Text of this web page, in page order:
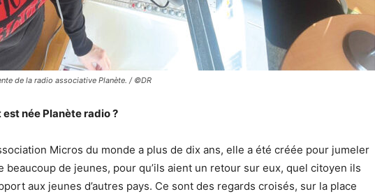
de la radio associative Planète. / ©DR
née Planète radio ?
Micros du monde a plus de dix ans, elle a été créée pour jumeler
beaucoup de jeunes, pour qu’ils aient un retour sur eux, quel citoyen ils
aux jeunes d’autres pays. Ce sont des regards croisés, sur la place